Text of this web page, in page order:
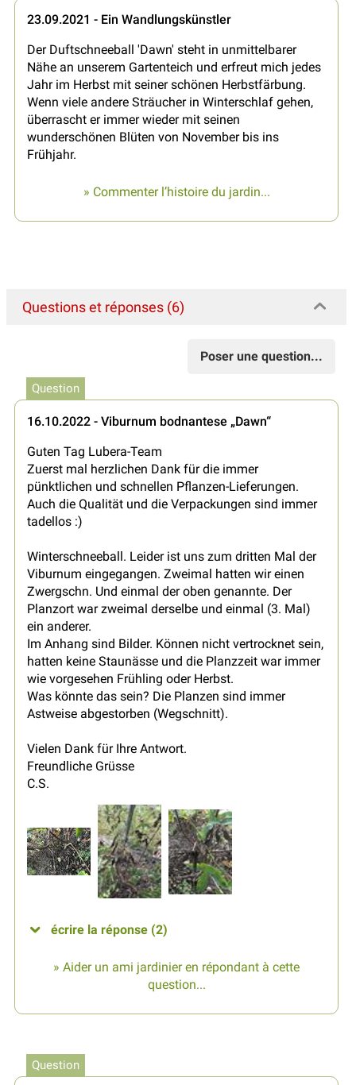
23.09.2021 - Ein Wandlungskünstler
Der Duftschneeball 'Dawn' steht in unmittelbarer
Nähe an unserem Gartenteich und erfreut mich jedes
Jahr im Herbst mit seiner schönen Herbstfärbung.
Wenn viele andere Sträucher in Winterschlaf gehen,
überrascht er immer wieder mit seinen
wunderschönen Blüten von November bis ins
Frühjahr.
» Commenter l’histoire du jardin...
Questions et réponses (6)
Poser une question...
Question
16.10.2022 - Viburnum bodnantese „Dawn“
Guten Tag Lubera-Team
Zuerst mal herzlichen Dank für die immer
pünktlichen und schnellen Pflanzen-Lieferungen.
Auch die Qualität und die Verpackungen sind immer
tadellos :)
Winterschneeball. Leider ist uns zum dritten Mal der
Viburnum eingegangen. Zweimal hatten wir einen
Zwergschn. Und einmal der oben genannte. Der
Planzort war zweimal derselbe und einmal (3. Mal)
ein anderer.
Im Anhang sind Bilder. Können nicht vertrocknet sein,
hatten keine Staunässe und die Planzzeit war immer
wie vorgesehen Frühling oder Herbst.
Was könnte das sein? Die Planzen sind immer
Astweise abgestorben (Wegschnitt).
Vielen Dank für Ihre Antwort.
Freundliche Grüsse
C.S.
écrire la réponse (2)
» Aider un ami jardinier en répondant à cette
question...
Question